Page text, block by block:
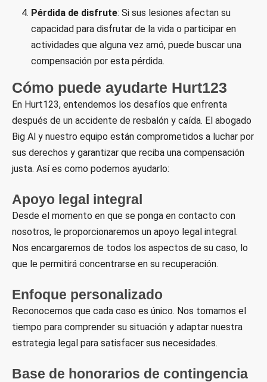
Pérdida de disfrute: Si sus lesiones afectan su
capacidad para disfrutar de la vida o participar en
actividades que alguna vez amó, puede buscar una
compensación por esta pérdida.
Cómo puede ayudarte Hurt123
En Hurt123, entendemos los desafíos que enfrenta
después de un accidente de resbalón y caída. El abogado
Big Al y nuestro equipo están comprometidos a luchar por
sus derechos y garantizar que reciba una compensación
justa. Así es como podemos ayudarlo:
Apoyo legal integral
Desde el momento en que se ponga en contacto con
nosotros, le proporcionaremos un apoyo legal integral.
Nos encargaremos de todos los aspectos de su caso, lo
que le permitirá concentrarse en su recuperación.
Enfoque personalizado
Reconocemos que cada caso es único. Nos tomamos el
tiempo para comprender su situación y adaptar nuestra
estrategia legal para satisfacer sus necesidades.
Base de honorarios de contingencia